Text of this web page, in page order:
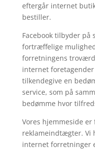
eftergår internet
bestiller.
Facebook tilbyder
fortræffelige
forretningens
internet
tilkendegive en
service, som på
bedømme hvor
Vores hjemmeside
reklameindtægter. Vi
internet forretninger